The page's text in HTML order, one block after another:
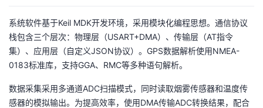
系统软件基于Keil MDK开发环境，采用模块化编程思想。通信协议
栈包含三个层次：物理层（USART+DMA）、传输层（AT指令
集）、应用层（自定义JSON协议）。GPS数据解析使用NMEA-
0183标准库，支持GGA、RMC等多种语句解析。
数据采集采用多通道ADC扫描模式，同时读取烟雾传感器和温度传
感器的模拟输出。为提高效率，使用DMA传输ADC转换结果，配合